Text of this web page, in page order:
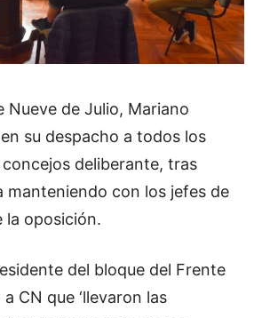
Nueve de Julio, Mariano
su despacho a todos los
deliberante, tras
manteniendo con los jefes de
la oposición.
del bloque del Frente
CN que ‘llevaron las